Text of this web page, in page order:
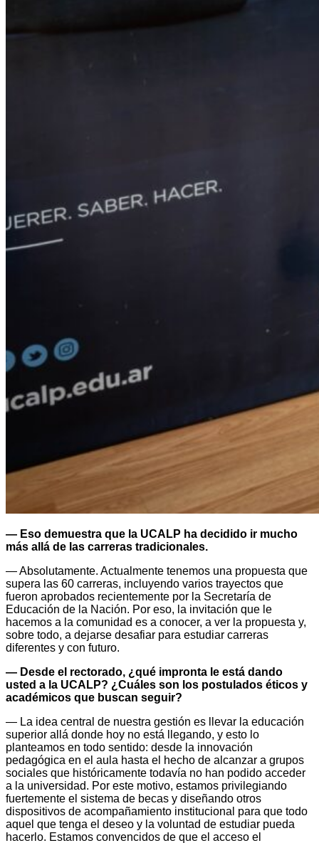
— Eso demuestra que la UCALP ha decidido ir mucho
más allá de las carreras tradicionales.
— Absolutamente. Actualmente tenemos una propuesta que
supera las 60 carreras, incluyendo varios trayectos que
fueron aprobados recientemente por la Secretaría de
Educación de la Nación. Por eso, la invitación que le
hacemos a la comunidad es a conocer, a ver la propuesta y,
sobre todo, a dejarse desafiar para estudiar carreras
diferentes y con futuro.
— Desde el rectorado, ¿qué impronta le está dando
usted a la UCALP? ¿Cuáles son los postulados éticos y
académicos que buscan seguir?
— La idea central de nuestra gestión es llevar la educación
superior allá donde hoy no está llegando, y esto lo
planteamos en todo sentido: desde la innovación
pedagógica en el aula hasta el hecho de alcanzar a grupos
sociales que históricamente todavía no han podido acceder
a la universidad. Por este motivo, estamos privilegiando
fuertemente el sistema de becas y diseñando otros
dispositivos de acompañamiento institucional para que todo
aquel que tenga el deseo y la voluntad de estudiar pueda
hacerlo. Estamos convencidos de que el acceso el